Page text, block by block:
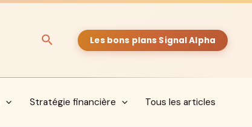
RechercherLes bons plans Signal Alpha
Stratégie financière Tous les articles